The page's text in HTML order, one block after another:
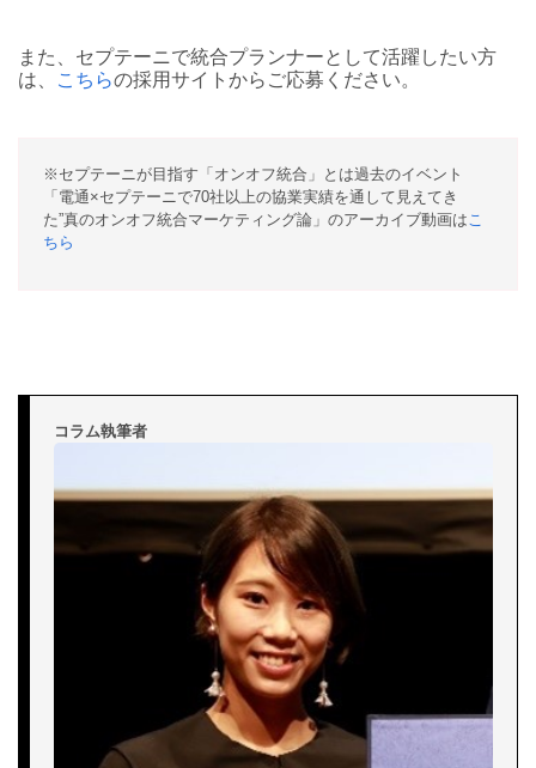
また、セプテーニで統合プランナーとして活躍したい方
は、
こちらの採用サイトからご応募ください。
※セプテーニが目指す「オンオフ統合」とは過去のイベント
「電通×セプテーニで70社以上の協業実績を通して見えてき
た”真のオンオフ統合マーケティング論」のアーカイブ動画はこ
ちら
コラム執筆者